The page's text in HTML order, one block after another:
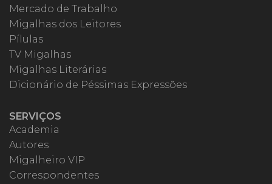
Mercado de Trabalho
Migalhas dos Leitores
Pílulas
TV Migalhas
Migalhas Literárias
Dicionário de Péssimas Expressões
SERVIÇOS
Academia
Autores
Migalheiro VIP
Correspondentes